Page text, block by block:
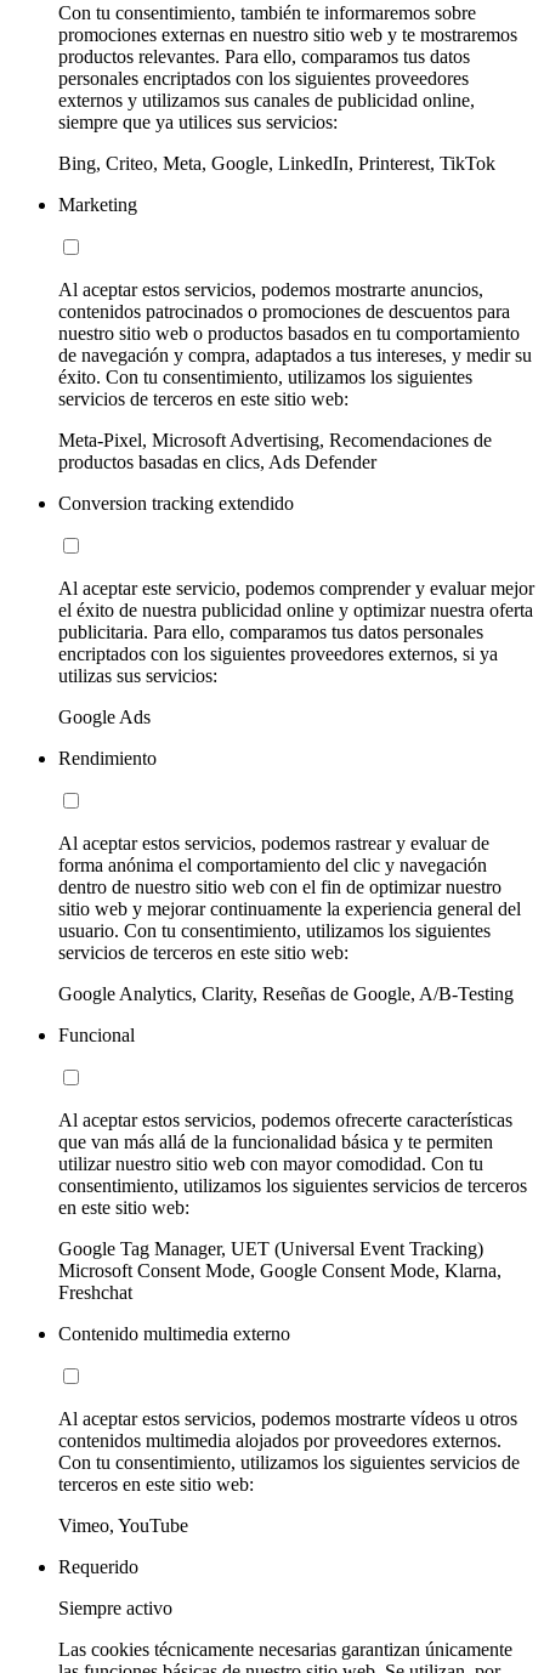
Con tu consentimiento, también te informaremos sobre
promociones externas en nuestro sitio web y te mostraremos
productos relevantes. Para ello, comparamos tus datos
personales encriptados con los siguientes proveedores
externos y utilizamos sus canales de publicidad online,
siempre que ya utilices sus servicios:
Bing, Criteo, Meta, Google, LinkedIn, Printerest, TikTok
Marketing
Al aceptar estos servicios, podemos mostrarte anuncios,
contenidos patrocinados o promociones de descuentos para
nuestro sitio web o productos basados en tu comportamiento
de navegación y compra, adaptados a tus intereses, y medir su
éxito. Con tu consentimiento, utilizamos los siguientes
servicios de terceros en este sitio web:
Meta-Pixel, Microsoft Advertising, Recomendaciones de
productos basadas en clics, Ads Defender
Conversion tracking extendido
Al aceptar este servicio, podemos comprender y evaluar mejor
el éxito de nuestra publicidad online y optimizar nuestra oferta
publicitaria. Para ello, comparamos tus datos personales
encriptados con los siguientes proveedores externos, si ya
utilizas sus servicios:
Google Ads
Rendimiento
Al aceptar estos servicios, podemos rastrear y evaluar de
forma anónima el comportamiento del clic y navegación
dentro de nuestro sitio web con el fin de optimizar nuestro
sitio web y mejorar continuamente la experiencia general del
usuario. Con tu consentimiento, utilizamos los siguientes
servicios de terceros en este sitio web:
Google Analytics, Clarity, Reseñas de Google, A/B-Testing
Funcional
Al aceptar estos servicios, podemos ofrecerte características
que van más allá de la funcionalidad básica y te permiten
utilizar nuestro sitio web con mayor comodidad. Con tu
consentimiento, utilizamos los siguientes servicios de terceros
en este sitio web:
Google Tag Manager, UET (Universal Event Tracking)
Microsoft Consent Mode, Google Consent Mode, Klarna,
Freshchat
Contenido multimedia externo
Al aceptar estos servicios, podemos mostrarte vídeos u otros
contenidos multimedia alojados por proveedores externos.
Con tu consentimiento, utilizamos los siguientes servicios de
terceros en este sitio web:
Vimeo, YouTube
Requerido
Siempre activo
Las cookies técnicamente necesarias garantizan únicamente